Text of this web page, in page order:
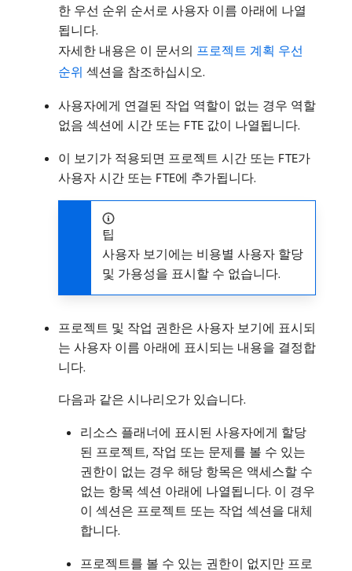
한 우선 순위 순서로 사용자 이름 아래에 나열
됩니다.
자세한 내용은 이 문서의 프로젝트 계획 우선
순위 섹션을 참조하십시오.
사용자에게 연결된 작업 역할이 없는 경우 역할
없음 섹션에 시간 또는 FTE 값이 나열됩니다.
이 보기가 적용되면 프로젝트 시간 또는 FTE가
사용자 시간 또는 FTE에 추가됩니다.
팁
사용자 보기에는 비용별 사용자 할당
및 가용성을 표시할 수 없습니다.
프로젝트 및 작업 권한은 사용자 보기에 표시되
는 사용자 이름 아래에 표시되는 내용을 결정합
니다.
다음과 같은 시나리오가 있습니다.
리소스 플래너에 표시된 사용자에게 할당
된 프로젝트, 작업 또는 문제를 볼 수 있는
권한이 없는 경우 해당 항목은 액세스할 수
없는 항목 섹션 아래에 나열됩니다. 이 경우
이 섹션은 프로젝트 또는 작업 섹션을 대체
합니다.
프로젝트를 볼 수 있는 권한이 없지만 프로